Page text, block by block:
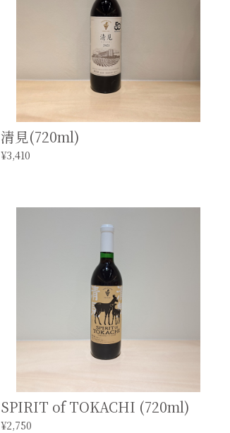
清見(720ml)
¥3,410
SPIRIT of TOKACHI (720ml)
¥2,750